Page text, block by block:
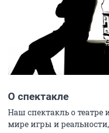
О спектакле
Наш спектакль о театре
мире игры и